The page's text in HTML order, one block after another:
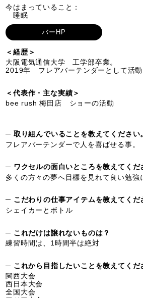
今はまっていること：
睡眠
バーHP
＜経歴＞
大阪電気通信大学 工学部卒業。
2019年 フレアバーテンダーとして活動
＜代表作・主な実績＞
bee rush 梅田店 ショーの活動
─ 取り組んでいることを教えてください
フレアバーテンダーで人を喜ばせる事。
─ ワクセルの面白いところを教えてくだ
多くの方々の夢へ目標を見れて良い勉強
─ こだわりの仕事アイテムを教えてくだ
シェイカーとボトル
─ これだけは譲れないものは？
練習時間は、1時間半は絶対
─ これから目指したいことを教えてくだ
関西大会
西日本大会
全国大会